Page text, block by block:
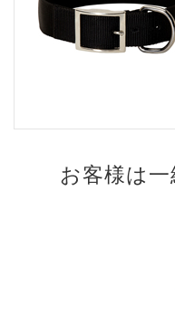
お客様は